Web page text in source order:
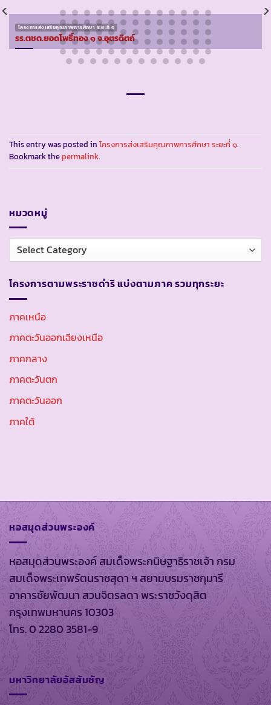
โครงการส่งเสริมคุณภาพการศึกษา ระยะที่ ๑
รร.ตชด.ยอดโพธิ์ทอง ๑ จ.อุตรดิตถ์
This entry was posted in โครงการส่งเสริมคุณภาพการศึกษา ระยะที่ ๑.
Bookmark thepermalink.
หมวดหมู่
หมวด
หมู่
โครงการตามพระราชดำริ แบ่งตามภาค รวมทุกระยะ
ภาคเหนือ
ภาคตะวันออกเฉียงเหนือ
ภาคกลาง
ภาคตะวันตก
ภาคตะวันออก
ภาคใต้
หอสมุดส่วนพระองค์
หอสมุดส่วนพระองค์ สมเด็จพระกนิษฐาธิราชเจ้า กรม
สมเด็จพระเทพรัตนราชสุดา ฯ สยามบรมราชกุมารี
อาคารชัยพัฒนา สวนจิตรลดา พระราชวังดุสิต
กรุงเทพมหานคร 10303
โทร. 0 2280 3581-9
มหาวิทยาลัยอัสสัมชัญ